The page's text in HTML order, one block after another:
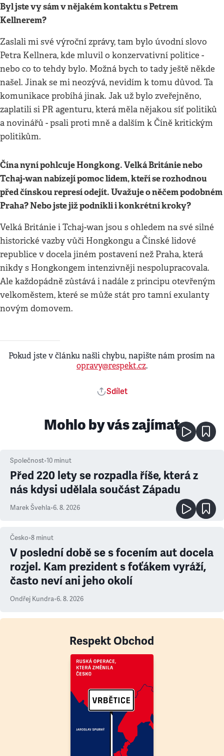
Byl jste vy sám v nějakém kontaktu s Petrem
Kellnerem?
Zaslali mi své výroční zprávy, tam bylo úvodní slovo
Petra Kellnera, kde mluvil o konzervativní politice -
nebo co to tehdy bylo. Možná bych to tady ještě někde
našel. Jinak se mi neozývá, nevidím k tomu důvod. Ta
komunikace probíhá jinak. Jak už bylo zveřejněno,
zaplatili si PR agenturu, která měla nějakou síť politiků
a novinářů - psali proti mně a dalším k Číně kritickým
politikům.
Čína nyní pohlcuje Hongkong. Velká Británie nebo
Tchaj-wan nabízejí pomoc lidem, kteří se rozhodnou
před čínskou represí odejít. Uvažuje o něčem podobném
Praha? Nebo jste již podnikli i konkrétní kroky?
Velká Británie i Tchaj-wan jsou s ohledem na své silné
historické vazby vůči Hongkongu a Čínské lidové
republice v docela jiném postavení než Praha, která
nikdy s Hongkongem intenzivněji nespolupracovala.
Ale každopádně zůstává i nadále z principu otevřeným
velkoměstem, které se může stát pro tamní exulanty
novým domovem.
Pokud jste v článku našli chybu, napište nám prosím na
opravy@respekt.cz.
Sdílet
Mohlo by vás zajímat
Společnost•10 minut
Před 220 lety se rozpadla říše, která z
nás kdysi udělala součást Západu
Marek Švehla•6. 8. 2026
Česko•8 minut
V poslední době se s focením aut docela
rozjel. Kam prezident s foťákem vyráží,
často neví ani jeho okolí
Ondřej Kundra•6. 8. 2026
Respekt Obchod